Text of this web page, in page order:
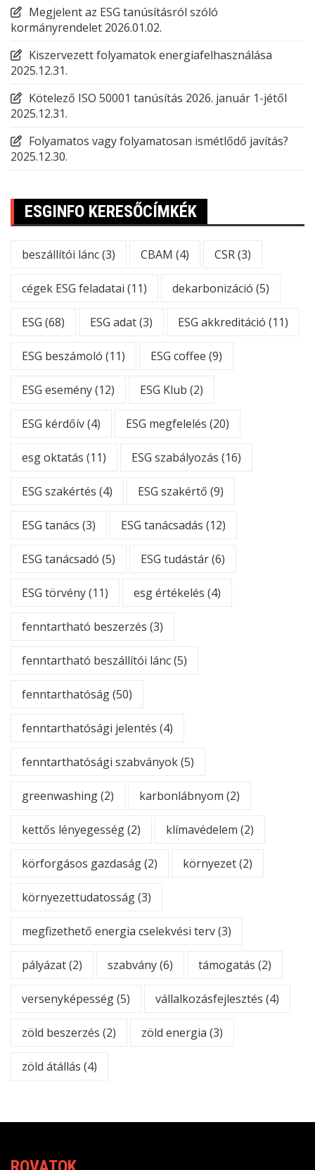
Megjelent az ESG tanúsításról szóló
kormányrendelet 2026.01.02.
Kiszervezett folyamatok energiafelhasználása
2025.12.31.
Kötelező ISO 50001 tanúsítás 2026. január 1-jétől
2025.12.31.
Folyamatos vagy folyamatosan ismétlődő javítás?
2025.12.30.
ESGINFO KERESŐCÍMKÉK
beszállítói lánc(3) CBAM (4) CSR(3)
cégek ESG feladatai (11) dekarbonizáció (5)
ESG (68) ESG adat(3) ESG akkreditáció (11)
ESG beszámoló (11) ESG coffee (9)
ESG esemény(12) ESG Klub (2)
ESG kérdőív(4) ESG megfelelés (20)
esg oktatás (11) ESG szabályozás (16)
ESG szakértés (4) ESG szakértő (9)
ESG tanács (3) ESG tanácsadás (12)
ESG tanácsadó (5) ESG tudástár(6)
ESG törvény(11) esg értékelés (4)
fenntartható beszerzés (3)
fenntartható beszállítói lánc(5)
fenntarthatóság(50)
fenntarthatósági jelentés (4)
fenntarthatósági szabványok(5)
greenwashing(2) karbonlábnyom (2)
kettős lényegesség(2) klímavédelem (2)
körforgásos gazdaság(2) környezet(2)
környezettudatosság(3)
megfizethető energia cselekvési terv(3)
pályázat(2) szabvány(6) támogatás (2)
versenyképesség(5) vállalkozásfejlesztés (4)
zöld beszerzés (2) zöld energia (3)
zöld átállás (4)